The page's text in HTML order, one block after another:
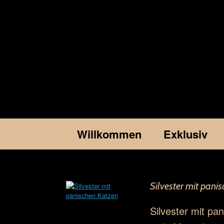
Willkommen Exklusiv
Silvester mit
Silvester mit